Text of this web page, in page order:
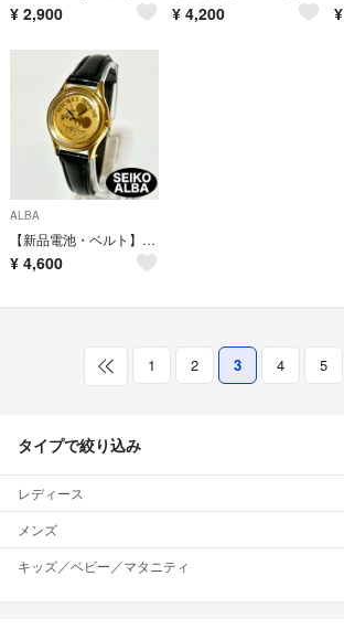
¥ 2,900 ¥ 4,200 ¥
ALBA
【新品電池・ベルト】SEIKO ALBA QZ ミッキーマウス ゴールド 稼働品
¥ 4,600
1 2 3 4 5
タイプで絞り込み
レディース
メンズ
キッズ／ベビー／マタニティ